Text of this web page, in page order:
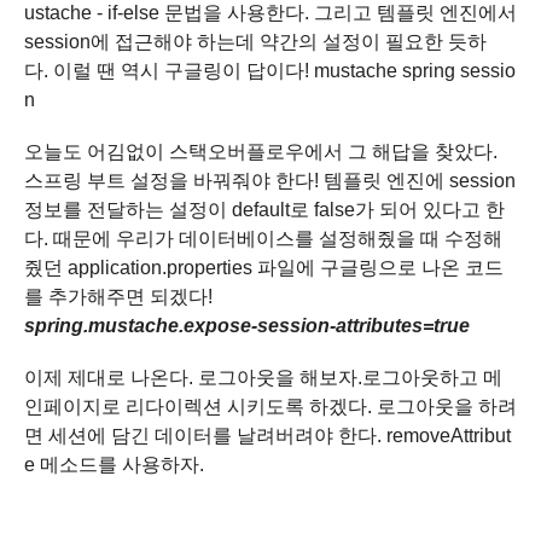
ustache - if-else 문법을 사용한다. 그리고 템플릿 엔진에서
session에 접근해야 하는데 약간의 설정이 필요한 듯하
다. 이럴 땐 역시 구글링이 답이다! mustache spring sessio
n
오늘도 어김없이 스택오버플로우에서 그 해답을 찾았다.
스프링 부트 설정을 바꿔줘야 한다! 템플릿 엔진에 session
정보를 전달하는 설정이 default로 false가 되어 있다고 한
다. 때문에 우리가 데이터베이스를 설정해줬을 때 수정해
줬던 application.properties 파일에 구글링으로 나온 코드
를 추가해주면 되겠다!
spring.mustache.expose-session-attributes=true
이제 제대로 나온다. 로그아웃을 해보자.로그아웃하고 메
인페이지로 리다이렉션 시키도록 하겠다. 로그아웃을 하려
면 세션에 담긴 데이터를 날려버려야 한다. removeAttribut
e 메소드를 사용하자.